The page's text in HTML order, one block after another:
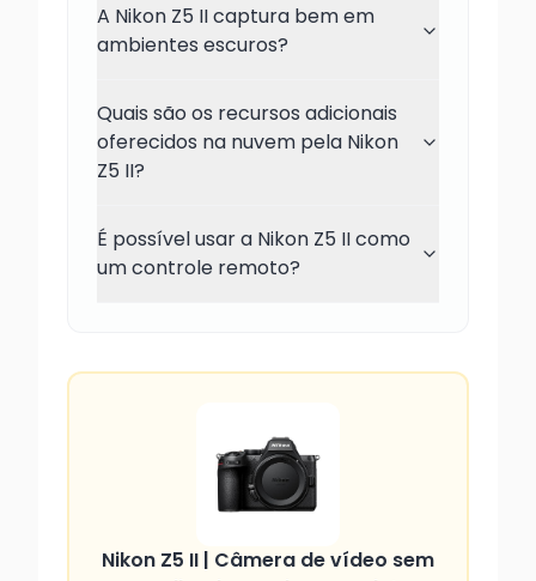
A Nikon Z5 II captura bem em
ambientes escuros?
Quais são os recursos adicionais
oferecidos na nuvem pela Nikon
Z5 II?
É possível usar a Nikon Z5 II como
um controle remoto?
Nikon Z5 II | Câmera de vídeo sem